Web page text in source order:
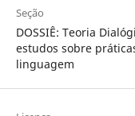
Seção
DOSSIÊ: Teoria
estudos sobre
linguagem